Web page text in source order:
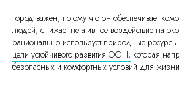
Город важен, потому что он обеспечивает
людей, снижает негативное воздействие на
рационально использует природные ресурсы.
цели устойчивого развития ООН, которая
безопасных и комфортных условий для